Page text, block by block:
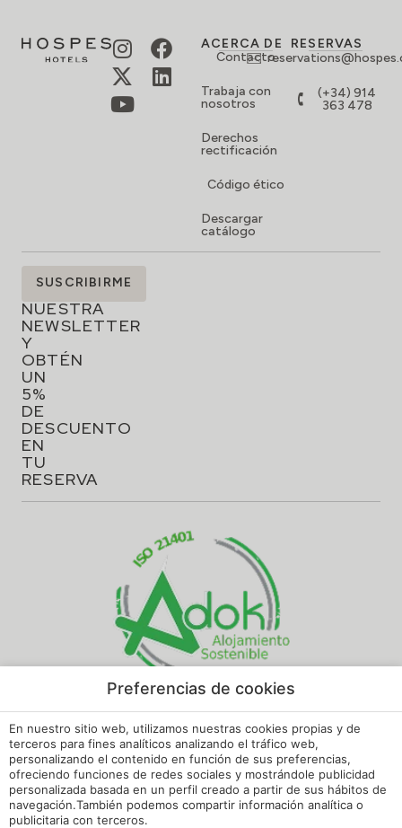
ACERCA DE
Contacto
Trabaja con
nosotros
Derechos
rectificación
Código ético
Descargar
catálogo
RESERVAS
(+34) 914
363 478
SUSCRÍBETE
NUESTRA
NEWSLETTER
Y
OBTÉN
UN
5%
DE
DESCUENTO
EN
TU
RESERVA
SUSCRIBIRME
Aviso legal
Política de cookies
Preferencias de cookies
En nuestro sitio web, utilizamos nuestras cookies propias y de
terceros para fines analíticos analizando el tráfico web,
personalizando el contenido en función de sus preferencias,
ofreciendo funciones de redes sociales y mostrándole publicidad
personalizada basada en un perfil creado a partir de sus hábitos de
navegación.También podemos compartir información analítica o
publicitaria con terceros.